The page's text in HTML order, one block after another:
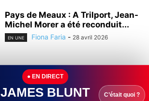
Pays de Meaux : A Trilport, Jean-
Michel Morer a été reconduit...
EN UNE Fiona Faria - 28 avril 2026
Seine-et-Marne : Ile-de-France
Mobilités a dévoilé la première
rame rénovée autorail...
● EN DIRECT
JAMES BLUNT C’était quoi ?